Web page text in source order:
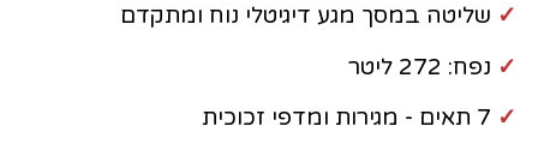
✓ שליטה במסך מגע דיגיטלי נוח ומתקדם
✓ נפח: 272 ליטר
✓